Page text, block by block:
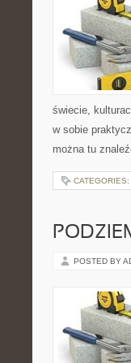
świecie,
w sobie
można tu
CATEGORIES:
POSTED BY